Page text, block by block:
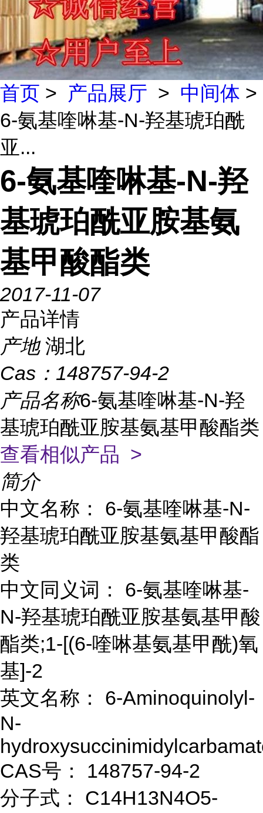
首页 > 产品展厅 > 中间体 >
6-氨基喹啉基-N-羟基琥珀酰
亚...
6-氨基喹啉基-N-羟
基琥珀酰亚胺基氨
基甲酸酯类
2017-11-07
产品详情
产地 湖北
Cas： 148757-94-2
产品名称6-氨基喹啉基-N-羟
基琥珀酰亚胺基氨基甲酸酯类
查看相似产品 >
简介
中文名称： 6-氨基喹啉基-N-
羟基琥珀酰亚胺基氨基甲酸酯
类
中文同义词： 6-氨基喹啉基-
N-羟基琥珀酰亚胺基氨基甲酸
酯类;1-[(6-喹啉基氨基甲酰)氧
基]-2
英文名称： 6-Aminoquinolyl-
N-
CAS号： 148757-94-2
分子式： C14H13N4O5-